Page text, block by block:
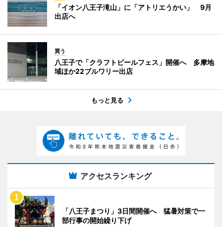
「イオン八王子滝山」に「アトリエうかい」 9月
出店へ
買う
八王子で「クラフトビールフェス」開催へ 多摩地
域ほか22ブルワリー出店
もっと見る
アクセスランキング
「八王子まつり」3日間開催へ 猛暑対策で一
部行事の開始繰り下げ